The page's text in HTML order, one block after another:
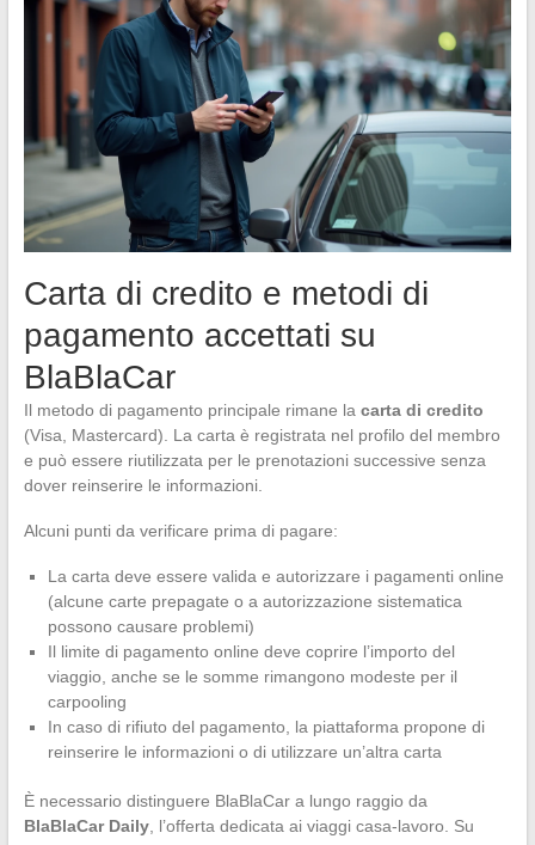
Carta di credito e metodi di
pagamento accettati su
BlaBlaCar
Il metodo di pagamento principale rimane la carta di credito
(Visa, Mastercard). La carta è registrata nel profilo del membro
e può essere riutilizzata per le prenotazioni successive senza
dover reinserire le informazioni.
Alcuni punti da verificare prima di pagare:
La carta deve essere valida e autorizzare i pagamenti online
(alcune carte prepagate o a autorizzazione sistematica
possono causare problemi)
Il limite di pagamento online deve coprire l’importo del
viaggio, anche se le somme rimangono modeste per il
carpooling
In caso di rifiuto del pagamento, la piattaforma propone di
reinserire le informazioni o di utilizzare un’altra carta
È necessario distinguere BlaBlaCar a lungo raggio da
BlaBlaCar Daily, l’offerta dedicata ai viaggi casa-lavoro. Su